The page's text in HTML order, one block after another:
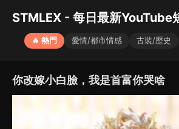
STMLEX - 每日最新YouTube
🔥 熱門 愛情/都市情感 古裝/歷史
你改嫁小白臉，我是首富你哭啥